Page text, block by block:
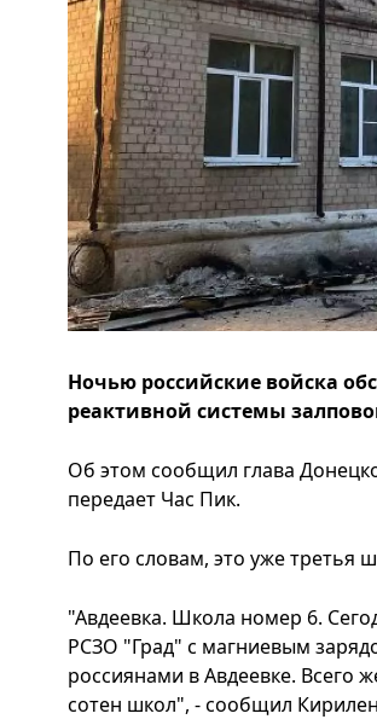
Ночью российские войска
реактивной системы
Об этом сообщил глава
передает Час Пик.
По его словам, это уже третья
"Авдеевка. Школа номер 6.
РСЗО "Град" с магниевым
россиянами в Авдеевке. Всего
сотен школ", - сообщил